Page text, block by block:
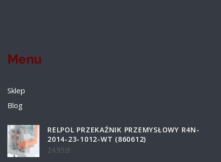
Menu
Sklep
Blog
RELPOL PRZEKAŹNIK PRZEMYSŁOWY R4N-
2014-23-1012-WT (860612)
24.95zł